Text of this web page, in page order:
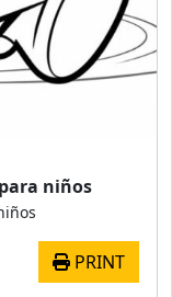
niños
PRINT